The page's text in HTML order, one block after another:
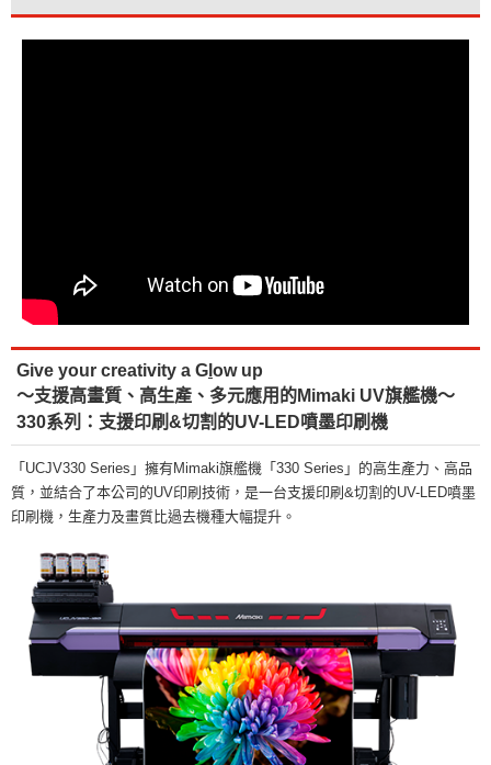
Give your creativity a G ow up
～支援高畫質、高生產、多元應用的Mimaki UV旗艦機～
330系列：支援印刷&切割的UV-LED噴墨印刷機
「UCJV330 Series」擁有Mimaki旗艦機「330 Series」的高生產力、高品
質，並結合了本公司的UV印刷技術，是一台支援印刷&切割的UV-LED噴墨
印刷機，生產力及畫質比過去機種大幅提升。